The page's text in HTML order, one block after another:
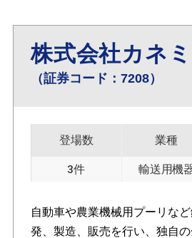
株式会社カネ
（証券コード：7208）
登場数
3件
業種
輸送用機
自動車や農業機械用プーリな
発、製造、販売を行い、独自